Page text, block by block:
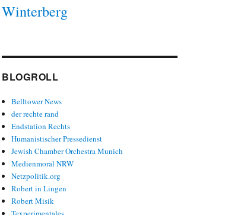
Winterberg
BLOGROLL
Belltower News
der rechte rand
Endstation Rechts
Humanistischer Pressedienst
Jewish Chamber Orchestra Munich
Medienmoral NRW
Netzpolitik.org
Robert in Lingen
Robert Misik